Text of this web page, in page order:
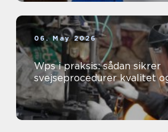
06. May 2026
Wps i praksis: sådan sikrer
svejseprocedurer kvalitet